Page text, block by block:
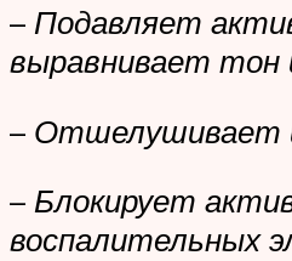
– Подавляет
выравнивает тон
– Отшелушивает
– Блокирует
воспалительных